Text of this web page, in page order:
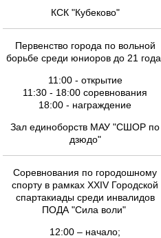
КСК "Кубеково"
Первенство города по вольной
борьбе среди юниоров до 21 года
11:00 - открытие
11:30 - 18:00 соревнования
18:00 - награждение
Зал единоборств МАУ "СШОР по
дзюдо"
Соревнования по городошному
спорту в рамках XXIV Городской
спартакиады среди инвалидов
ПОДА "Сила воли"
12:00 – начало;